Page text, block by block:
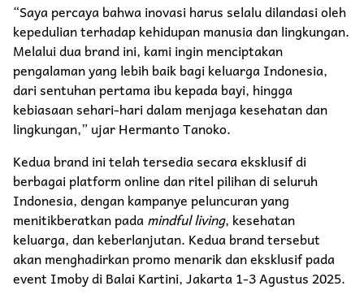
“Saya percaya bahwa inovasi harus selalu dilandasi oleh
kepedulian terhadap kehidupan manusia dan lingkungan.
Melalui dua brand ini, kami ingin menciptakan
pengalaman yang lebih baik bagi keluarga Indonesia,
dari sentuhan pertama ibu kepada bayi, hingga
kebiasaan sehari-hari dalam menjaga kesehatan dan
lingkungan,” ujar Hermanto Tanoko.
Kedua brand ini telah tersedia secara eksklusif di
berbagai platform online dan ritel pilihan di seluruh
Indonesia, dengan kampanye peluncuran yang
menitikberatkan padamindful living, kesehatan
keluarga, dan keberlanjutan. Kedua brand tersebut
akan menghadirkan promo menarik dan eksklusif pada
event Imoby di Balai Kartini, Jakarta 1-3 Agustus 2025.